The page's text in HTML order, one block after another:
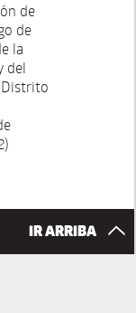
de
de
la
del
IR ARRIBA